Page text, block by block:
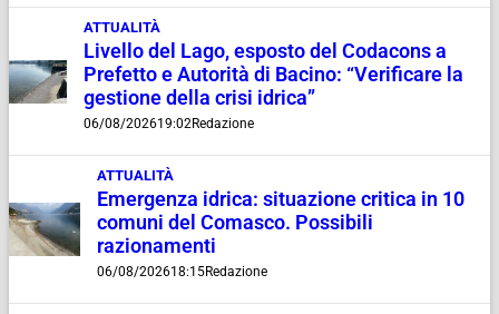
ATTUALITÀ
Livello del Lago, esposto del Codacons a
Prefetto e Autorità di Bacino: “Verificare la
gestione della crisi idrica”
06/08/202619:02Redazione
ATTUALITÀ
Emergenza idrica: situazione critica in 10
comuni del Comasco. Possibili
razionamenti
06/08/202618:15Redazione